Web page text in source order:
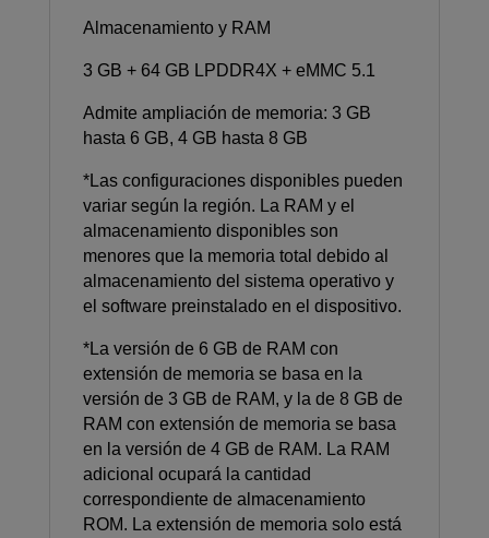
Almacenamiento y RAM
3 GB + 64 GB LPDDR4X + eMMC 5.1
Admite ampliación de memoria: 3 GB
hasta 6 GB, 4 GB hasta 8 GB
*Las configuraciones disponibles pueden
variar según la región. La RAM y el
almacenamiento disponibles son
menores que la memoria total debido al
almacenamiento del sistema operativo y
el software preinstalado en el dispositivo.
*La versión de 6 GB de RAM con
extensión de memoria se basa en la
versión de 3 GB de RAM, y la de 8 GB de
RAM con extensión de memoria se basa
en la versión de 4 GB de RAM. La RAM
adicional ocupará la cantidad
correspondiente de almacenamiento
ROM. La extensión de memoria solo está